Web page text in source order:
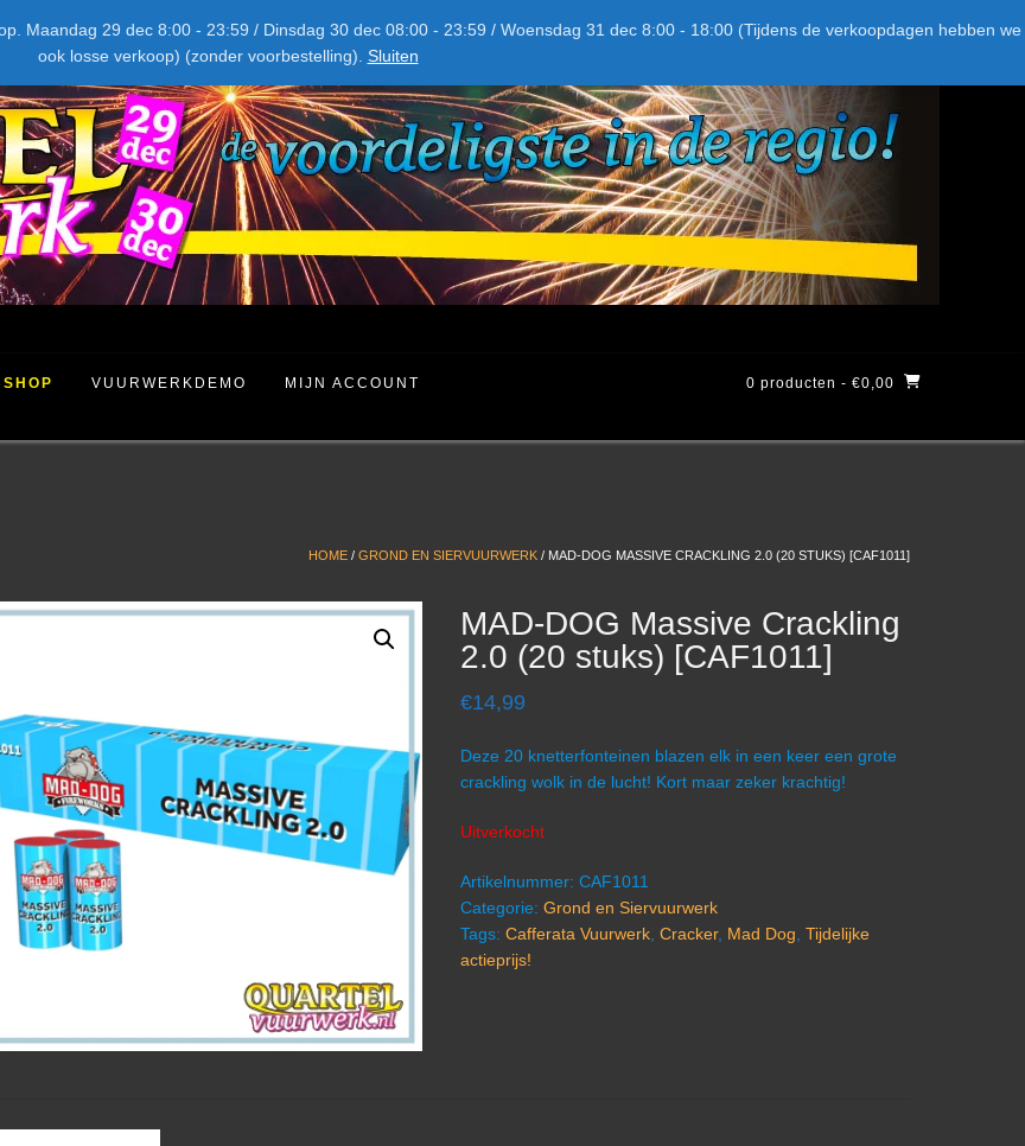
Maandag 29 dec 8:00 - 23:59 / Dinsdag 30 dec 08:00 - 23:59 / Woensdag 31 dec 8:00 - 18:00 (Tijdens de verkoopdagen hebben we
ook losse verkoop) (zonder voorbestelling). Sluiten
VUURWERKDEMO MIJN ACCOUNT 0 producten - €0,00
HOME / GROND EN SIERVUURWERK / MAD-DOG MASSIVE CRACKLING 2.0 (20 STUKS) [CAF1011]
MAD-DOG Massive Crackling
2.0 (20 stuks) [CAF1011]
€14,99
Deze 20 knetterfonteinen blazen elk in een keer een grote
crackling wolk in de lucht! Kort maar zeker krachtig!
Uitverkocht
Artikelnummer: CAF1011
Categorie: Grond en Siervuurwerk
Tags: Cafferata Vuurwerk, Cracker, Mad Dog Tijdelijke
actieprijs!